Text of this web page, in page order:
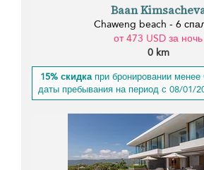
Baan
Chaweng beach - 6
от 473 USD за ночь
0 km
15% скидкапри бронировании
даты пребывания на период с 08/01/